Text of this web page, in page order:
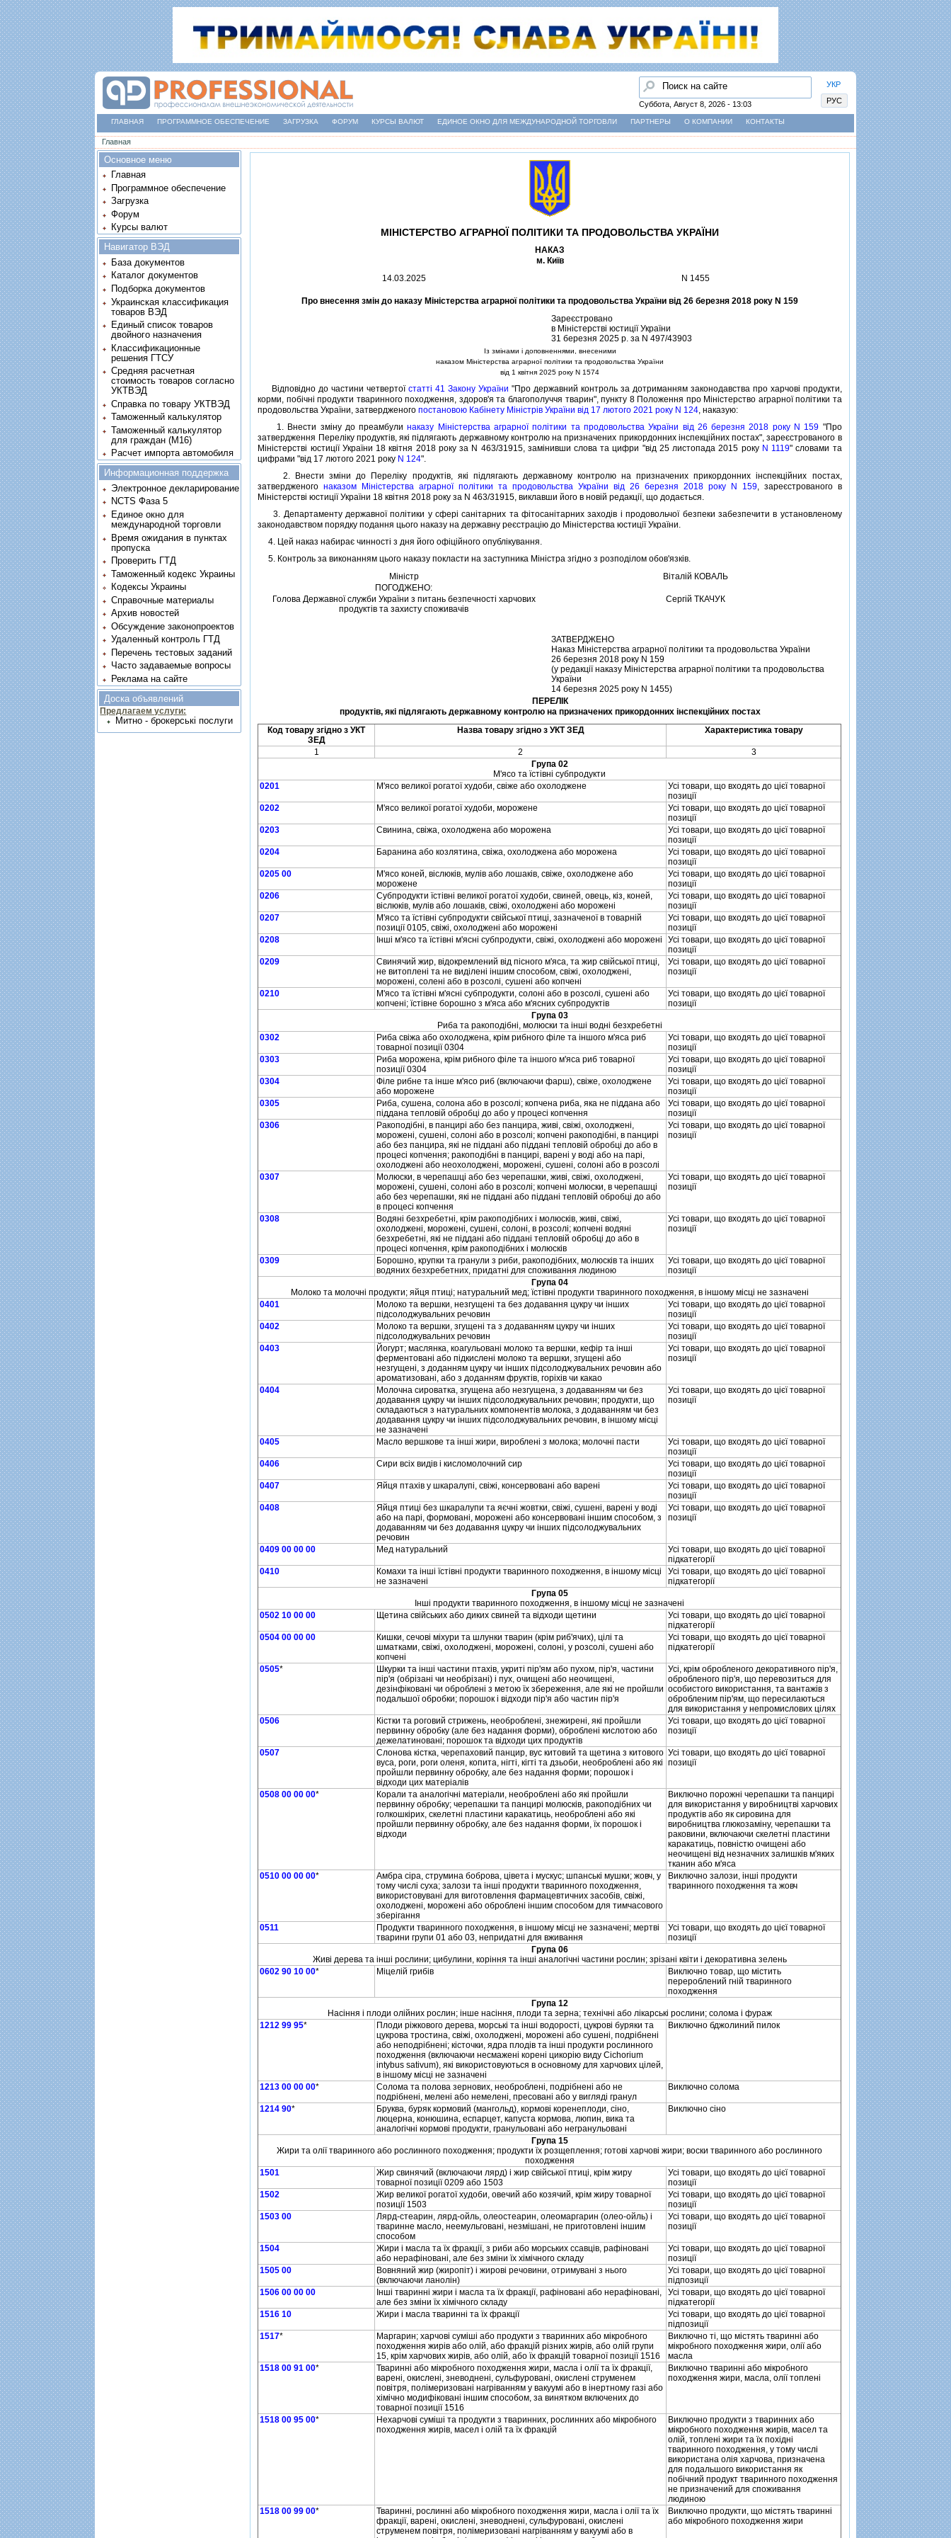
УКР
РУС
Найти
Суббота, Август 8, 2026 - 13:03
ГЛАВНАЯ ПРОГРАММНОЕ ОБЕСПЕЧЕНИЕ ЗАГРУЗКА ФОРУМ КУРСЫ ВАЛЮТ ЕДИНОЕ ОКНО ДЛЯ МЕЖДУНАРОДНОЙ ТОРГОВЛИ ПАРТНЕРЫ О КОМПАНИИ КОНТАКТЫ
Вы здесь
Главная
МIНIСТЕРСТВО АГРАРНОЇ ПОЛIТИКИ ТА ПРОДОВОЛЬСТВА УКРАЇНИ
НАКАЗ
м. Київ
14.03.2025
N 1455
Про внесення змiн до наказу Мiнiстерства аграрної полiтики та продовольства України вiд 26 березня 2018 року N 159
Зареєстровано
в Мiнiстерствi юстицiї України
31 березня 2025 р. за N 497/43903
Iз змiнами i доповненнями, внесеними
наказом Мiнiстерства аграрної полiтики та продовольства України
вiд 1 квiтня 2025 року N 1574
Вiдповiдно до частини четвертоїстаттi 41 Закону України "Про державний контроль за дотриманням законодавства про харчовi продукти,
корми, побiчнi продукти тваринного походження, здоров'я та благополуччя тварин", пункту 8 Положення про Мiнiстерство аграрної полiтики та
продовольства України, затвердженогопостановою Кабiнету Мiнiстрiв України вiд 17 лютого 2021 року N 124, наказую:
1. Внести змiну до преамбулинаказу Мiнiстерства аграрної полiтики та продовольства України вiд 26 березня 2018 року N 159 "Про
затвердження Перелiку продуктiв, якi пiдлягають державному контролю на призначених прикордонних iнспекцiйних постах", зареєстрованого в
Мiнiстерствi юстицiї України 18 квiтня 2018 року за N 463/31915, замiнивши слова та цифри "вiд 25 листопада 2015 року N 1119" словами та
цифрами "вiд 17 лютого 2021 року N 124".
2. Внести змiни до Перелiку продуктiв, якi пiдлягають державному контролю на призначених прикордонних iнспекцiйних постах,
затвердженогонаказом Мiнiстерства аграрної полiтики та продовольства України вiд 26 березня 2018 року N 159, зареєстрованого в
Мiнiстерствi юстицiї України 18 квiтня 2018 року за N 463/31915, виклавши його в новiй редакцiї, що додається.
3. Департаменту державної полiтики у сферi санiтарних та фiтосанiтарних заходiв i продовольчої безпеки забезпечити в установленому
законодавством порядку подання цього наказу на державну реєстрацiю до Мiнiстерства юстицiї України.
4. Цей наказ набирає чинностi з дня його офiцiйного опублiкування.
5. Контроль за виконанням цього наказу покласти на заступника Мiнiстра згiдно з розподiлом обов'язкiв.
Мiнiстр
Вiталiй КОВАЛЬ
ПОГОДЖЕНО:
Голова Державної служби України з питань безпечностi харчових
продуктiв та захисту споживачiв
Сергiй ТКАЧУК
ЗАТВЕРДЖЕНО
Наказ Мiнiстерства аграрної полiтики та продовольства України
26 березня 2018 року N 159
(у редакцiї наказу Мiнiстерства аграрної полiтики та продовольства
України
14 березня 2025 року N 1455)
ПЕРЕЛIК
продуктiв, якi пiдлягають державному контролю на призначених прикордонних iнспекцiйних постах
Код товару згiдно з УКТ
ЗЕД
Назва товару згiдно з УКТ ЗЕД Характеристика товару
1 2
3
Група 02
М'ясо та їстiвнi субпродукти
0201
М'ясо великої рогатої худоби, свiже або охолоджене
Усi товари, що входять до цiєї товарної
позицiї
0202
М'ясо великої рогатої худоби, морожене
Усi товари, що входять до цiєї товарної
позицiї
0203
Свинина, свiжа, охолоджена або морожена
Усi товари, що входять до цiєї товарної
позицiї
0204
Баранина або козлятина, свiжа, охолоджена або морожена
Усi товари, що входять до цiєї товарної
позицiї
0205 00
М'ясо коней, вiслюкiв, мулiв або лошакiв, свiже, охолоджене або
морожене
Усi товари, що входять до цiєї товарної
позицiї
0206
Субпродукти їстiвнi великої рогатої худоби, свиней, овець, кiз, коней,
вiслюкiв, мулiв або лошакiв, свiжi, охолодженi або мороженi
Усi товари, що входять до цiєї товарної
позицiї
0207
М'ясо та їстiвнi субпродукти свiйської птицi, зазначеної в товарнiй
позицiї 0105, свiжi, охолодженi або мороженi
Усi товари, що входять до цiєї товарної
позицiї
0208
Iншi м'ясо та їстiвнi м'яснi субпродукти, свiжi, охолодженi або мороженi
Усi товари, що входять до цiєї товарної
позицiї
0209
Свинячий жир, вiдокремлений вiд пiсного м'яса, та жир свiйської птицi,
не витопленi та не видiленi iншим способом, свiжi, охолодженi,
мороженi, соленi або в розсолi, сушенi або копченi
Усi товари, що входять до цiєї товарної
позицiї
0210
М'ясо та їстiвнi м'яснi субпродукти, солонi або в розсолi, сушенi або
копченi; їстiвне борошно з м'яса або м'ясних субпродуктiв
Усi товари, що входять до цiєї товарної
позицiї
Група 03
Риба та ракоподiбнi, молюски та iншi воднi безхребетнi
0302
Риба свiжа або охолоджена, крiм рибного фiле та iншого м'яса риб
товарної позицiї 0304
Усi товари, що входять до цiєї товарної
позицiї
0303
Риба морожена, крiм рибного фiле та iншого м'яса риб товарної
позицiї 0304
Усi товари, що входять до цiєї товарної
позицiї
0304
Фiле рибне та iнше м'ясо риб (включаючи фарш), свiже, охолоджене
або морожене
Усi товари, що входять до цiєї товарної
позицiї
0305
Риба, сушена, солона або в розсолi; копчена риба, яка не пiддана або
пiддана тепловiй обробцi до або у процесi копчення
Усi товари, що входять до цiєї товарної
позицiї
0306
Ракоподiбнi, в панцирi або без панцира, живi, свiжi, охолодженi,
мороженi, сушенi, солонi або в розсолi; копченi ракоподiбнi, в панцирi
або без панцира, якi не пiдданi або пiдданi тепловiй обробцi до або в
процесi копчення; ракоподiбнi в панцирi, варенi у водi або на парi,
охолодженi або неохолодженi, мороженi, сушенi, солонi або в розсолi
Усi товари, що входять до цiєї товарної
позицiї
0307
Молюски, в черепашцi або без черепашки, живi, свiжi, охолодженi,
мороженi, сушенi, солонi або в розсолi; копченi молюски, в черепашцi
або без черепашки, якi не пiдданi або пiдданi тепловiй обробцi до або
в процесi копчення
Усi товари, що входять до цiєї товарної
позицiї
0308
Водянi безхребетнi, крiм ракоподiбних i молюскiв, живi, свiжi,
охолодженi, мороженi, сушенi, солонi, в розсолi; копченi водянi
безхребетнi, якi не пiдданi або пiдданi тепловiй обробцi до або в
процесi копчення, крiм ракоподiбних i молюскiв
Усi товари, що входять до цiєї товарної
позицiї
0309
Борошно, крупки та гранули з риби, ракоподiбних, молюскiв та iнших
водяних безхребетних, придатнi для споживання людиною
Усi товари, що входять до цiєї товарної
позицiї
Група 04
Молоко та молочнi продукти; яйця птицi; натуральний мед; їстiвнi продукти тваринного походження, в iншому мiсцi не зазначенi
0401
Молоко та вершки, незгущенi та без додавання цукру чи iнших
пiдсолоджувальних речовин
Усi товари, що входять до цiєї товарної
позицiї
0402
Молоко та вершки, згущенi та з додаванням цукру чи iнших
пiдсолоджувальних речовин
Усi товари, що входять до цiєї товарної
позицiї
0403
Йогурт; маслянка, коагульованi молоко та вершки, кефiр та iншi
ферментованi або пiдкисленi молоко та вершки, згущенi або
незгущенi, з доданням цукру чи iнших пiдсолоджувальних речовин або
ароматизованi, або з доданням фруктiв, горiхiв чи какао
Усi товари, що входять до цiєї товарної
позицiї
0404
Молочна сироватка, згущена або незгущена, з додаванням чи без
додавання цукру чи iнших пiдсолоджувальних речовин; продукти, що
складаються з натуральних компонентiв молока, з додаванням чи без
додавання цукру чи iнших пiдсолоджувальних речовин, в iншому мiсцi
не зазначенi
Усi товари, що входять до цiєї товарної
позицiї
0405 Масло вершкове та iншi жири, виробленi з молока; молочнi пасти
Усi товари, що входять до цiєї товарної
позицiї
0406
Сири всiх видiв i кисломолочний сир
Усi товари, що входять до цiєї товарної
позицiї
0407
Яйця птахiв у шкаралупi, свiжi, консервованi або варенi
Усi товари, що входять до цiєї товарної
позицiї
0408
Яйця птицi без шкаралупи та яєчнi жовтки, свiжi, сушенi, варенi у водi
або на парi, формованi, мороженi або консервованi iншим способом, з
додаванням чи без додавання цукру чи iнших пiдсолоджувальних
речовин
Усi товари, що входять до цiєї товарної
позицiї
0409 00 00 00 Мед натуральний
Усi товари, що входять до цiєї товарної
пiдкатегорiї
0410
Комахи та iншi їстiвнi продукти тваринного походження, в iншому мiсцi
не зазначенi
Усi товари, що входять до цiєї товарної
пiдкатегорiї
Група 05
Iншi продукти тваринного походження, в iншому мiсцi не зазначенi
0502 10 00 00
Щетина свiйських або диких свиней та вiдходи щетини
Усi товари, що входять до цiєї товарної
пiдкатегорiї
0504 00 00 00
Кишки, сечовi мiхури та шлунки тварин (крiм риб'ячих), цiлi та
шматками, свiжi, охолодженi, мороженi, солонi, у розсолi, сушенi або
копченi
Усi товари, що входять до цiєї товарної
пiдкатегорiї
0505*
Шкурки та iншi частини птахiв, укритi пiр'ям або пухом, пiр'я, частини
пiр'я (обрiзанi чи необрiзанi) i пух, очищенi або неочищенi,
дезiнфiкованi чи обробленi з метою їх збереження, але якi не пройшли
подальшої обробки; порошок i вiдходи пiр'я або частин пiр'я
Усi, крiм обробленого декоративного пiр'я,
обробленого пiр'я, що перевозиться для
особистого використання, та вантажiв з
обробленим пiр'ям, що пересилаються
для використання у непромислових цiлях
0506
Кiстки та роговий стрижень, необробленi, знежиренi, якi пройшли
первинну обробку (але без надання форми), обробленi кислотою або
дежелатинованi; порошок та вiдходи цих продуктiв
Усi товари, що входять до цiєї товарної
позицiї
0507
Слонова кiстка, черепаховий панцир, вус китовий та щетина з китового
вуса, роги, роги оленя, копита, нiгтi, кiгтi та дзьоби, необробленi або якi
пройшли первинну обробку, але без надання форми; порошок i
вiдходи цих матерiалiв
Усi товари, що входять до цiєї товарної
позицiї
0508 00 00 00*
Корали та аналогiчнi матерiали, необробленi або якi пройшли
первинну обробку; черепашки та панцирi молюскiв, ракоподiбних чи
голкошкiрих, скелетнi пластини каракатиць, необробленi або якi
пройшли первинну обробку, але без надання форми, їх порошок i
вiдходи
Виключно порожнi черепашки та панцирi
для використання у виробництвi харчових
продуктiв або як сировина для
виробництва глюкозамiну, черепашки та
раковини, включаючи скелетнi пластини
каракатиць, повнiстю очищенi або
неочищенi вiд незначних залишкiв м'яких
тканин або м'яса
0510 00 00 00*
Амбра сiра, струмина боброва, цiвета i мускус; шпанськi мушки; жовч, у
тому числi суха; залози та iншi продукти тваринного походження,
використовуванi для виготовлення фармацевтичних засобiв, свiжi,
охолодженi, мороженi або обробленi iншим способом для тимчасового
зберiгання
Виключно залози, iншi продукти
тваринного походження та жовч
0511
Продукти тваринного походження, в iншому мiсцi не зазначенi; мертвi
тварини групи 01 або 03, непридатнi для вживання
Усi товари, що входять до цiєї товарної
позицiї
Група 06
Живi дерева та iншi рослини; цибулини, корiння та iншi аналогiчнi частини рослин; зрiзанi квiти i декоративна зелень
0602 90 10 00* Мiцелiй грибiв
Виключно товар, що мiстить
перероблений гнiй тваринного
походження
Група 12
Насiння i плоди олiйних рослин; iнше насiння, плоди та зерна; технiчнi або лiкарськi рослини; солома i фураж
1212 99 95*
Плоди рiжкового дерева, морськi та iншi водоростi, цукровi буряки та
цукрова тростина, свiжi, охолодженi, мороженi або сушенi, подрiбненi
або неподрiбненi; кiсточки, ядра плодiв та iншi продукти рослинного
походження (включаючи несмаженi коренi цикорiю виду Cichorium
intybus sativum), якi використовуються в основному для харчових цiлей,
в iншому мiсцi не зазначенi
Виключно бджолиний пилок
1213 00 00 00*
Солома та полова зернових, необробленi, подрiбненi або не
подрiбненi, меленi або немеленi, пресованi або у виглядi гранул
Виключно солома
1214 90*
Бруква, буряк кормовий (мангольд), кормовi коренеплоди, сiно,
люцерна, конюшина, еспарцет, капуста кормова, люпин, вика та
аналогiчнi кормовi продукти, гранульованi або негранульованi
Виключно сiно
Група 15
Жири та олiї тваринного або рослинного походження; продукти їх розщеплення; готовi харчовi жири; воски тваринного або рослинного
походження
1501
Жир свинячий (включаючи лярд) i жир свiйської птицi, крiм жиру
товарної позицiї 0209 або 1503
Усi товари, що входять до цiєї товарної
позицiї
1502
Жир великої рогатої худоби, овечий або козячий, крiм жиру товарної
позицiї 1503
Усi товари, що входять до цiєї товарної
позицiї
1503 00
Лярд-стеарин, лярд-ойль, олеостеарин, олеомаргарин (олео-ойль) i
тваринне масло, неемульгованi, незмiшанi, не приготовленi iншим
способом
Усi товари, що входять до цiєї товарної
позицiї
1504
Жири i масла та їх фракцiї, з риби або морських ссавцiв, рафiнованi
або нерафiнованi, але без змiни їх хiмiчного складу
Усi товари, що входять до цiєї товарної
позицiї
1505 00
Вовняний жир (жиропiт) i жировi речовини, отримуванi з нього
(включаючи ланолiн)
Усi товари, що входять до цiєї товарної
пiдпозицiї
1506 00 00 00
Iншi твариннi жири i масла та їх фракцiї, рафiнованi або нерафiнованi,
але без змiни їх хiмiчного складу
Усi товари, що входять до цiєї товарної
пiдкатегорiї
1516 10
Жири i масла твариннi та їх фракцiї
Усi товари, що входять до цiєї товарної
пiдпозицiї
1517*
Маргарин; харчовi сумiшi або продукти з тваринних або мiкробного
походження жирiв або олiй, або фракцiй рiзних жирiв, або олiй групи
15, крiм харчових жирiв, або олiй, або їх фракцiй товарної позицiї 1516
Виключно тi, що мiстять твариннi або
мiкробного походження жири, олiї або
масла
1518 00 91 00*
Твариннi або мiкробного походження жири, масла i олiї та їх фракцiї,
варенi, окисленi, зневодненi, сульфурованi, окисленi струменем
повiтря, полiмеризованi нагрiванням у вакуумi або в iнертному газi або
хiмiчно модифiкованi iншим способом, за винятком включених до
товарної позицiї 1516
Виключно твариннi або мiкробного
походження жири, масла, олiї топленi
1518 00 95 00*
Нехарчовi сумiшi та продукти з тваринних, рослинних або мiкробного
походження жирiв, масел i олiй та їх фракцiй
Виключно продукти з тваринних або
мiкробного походження жирiв, масел та
олiй, топленi жири та їх похiднi
тваринного походження, у тому числi
використана олiя харчова, призначена
для подальшого використання як
побiчний продукт тваринного походження
не призначений для споживання
людиною
1518 00 99 00*
Твариннi, рослиннi або мiкробного походження жири, масла i олiї та їх
фракцiї, варенi, окисленi, зневодненi, сульфурованi, окисленi
струменем повiтря, полiмеризованi нагрiванням у вакуумi або в
Виключно продукти, що мiстять твариннi
або мiкробного походження жири
Основное меню
Главная
Программное обеспечение
Загрузка
Форум
Курсы валют
Навигатор ВЭД
База документов
Каталог документов
Подборка документов
Украинская классификация
товаров ВЭД
Единый список товаров
двойного назначения
Классификационные
решения ГТСУ
Средняя расчетная
стоимость товаров согласно
УКТВЭД
Справка по товару УКТВЭД
Таможенный калькулятор
Таможенный калькулятор
для граждан (M16)
Расчет импорта автомобиля
Информационная поддержка
Электронное декларирование
NCTS Фаза 5
Единое окно для
международной торговли
Время ожидания в пунктах
пропуска
Проверить ГТД
Таможенный кодекс Украины
Кодексы Украины
Справочные материалы
Архив новостей
Обсуждение законопроектов
Удаленный контроль ГТД
Перечень тестовых заданий
Часто задаваемые вопросы
Реклама на сайте
Доска объявлений
Предлагаем услуги:
Митно - брокерські послуги